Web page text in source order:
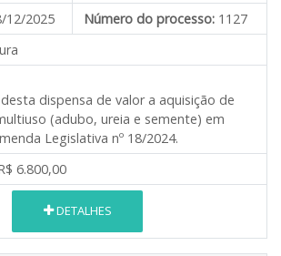
12/2025 Número do processo: 1127
dispensa de valor a aquisição de
(adubo, ureia e semente) em
Legislativa nº 18/2024.
6.800,00
DETALHES